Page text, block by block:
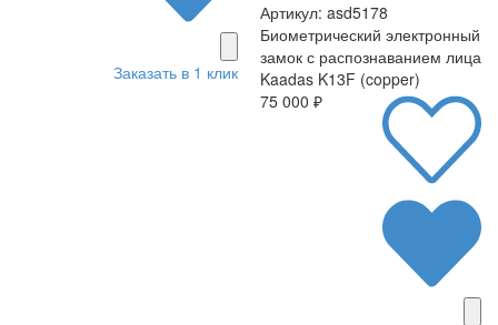
Заказать в 1 клик
Артикул: asd5178
Биометрический электронный
замок с распознаванием лица
Kaadas K13F (copper)
75 000 ₽